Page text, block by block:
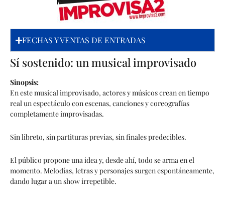
FECHAS Y VENTAS DE ENTRADAS
Sí sostenido: un musical improvisado
Sinopsis:
En este musical improvisado, actores y músicos crean en tiempo
real un espectáculo con escenas, canciones y coreografías
completamente improvisadas.
Sin libreto, sin partituras previas, sin finales predecibles.
El público propone una idea y, desde ahí, todo se arma en el
momento. Melodías, letras y personajes surgen espontáneamente,
dando lugar a un show irrepetible.